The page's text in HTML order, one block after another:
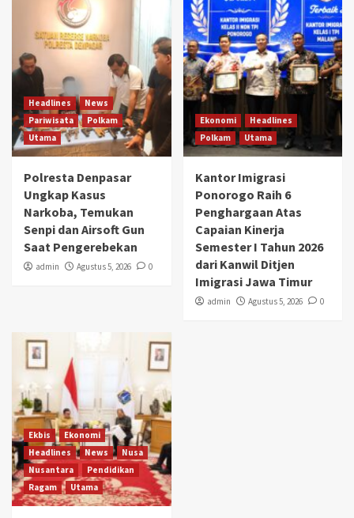
Headlines
News
Pariwisata
Polkam
Utama
Polresta Denpasar
Ungkap Kasus
Narkoba, Temukan
Senpi dan Airsoft Gun
Saat Pengerebekan
admin Agustus 5, 2026 0
Ekonomi
Headlines
Polkam
Utama
Kantor Imigrasi
Ponorogo Raih 6
Penghargaan Atas
Capaian Kinerja
Semester I Tahun 2026
dari Kanwil Ditjen
Imigrasi Jawa Timur
admin Agustus 5, 2026 0
Ekbis
Ekonomi
Headlines
News
Nusa
Nusantara
Pendidikan
Ragam
Utama